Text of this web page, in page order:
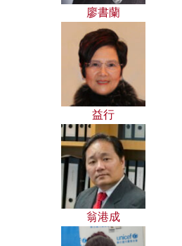
廖書蘭
益行
翁港成